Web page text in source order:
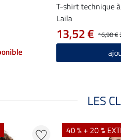
T-shirt technique
Laila
16,90 €
13,52 €
LES
40 % + 20 %